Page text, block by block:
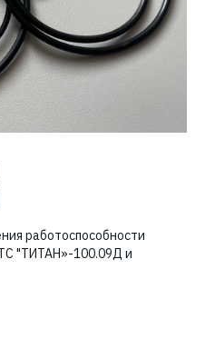
работоспособности
"ТИТАН»-100.09Д и